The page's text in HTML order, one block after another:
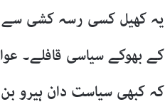
یہ کھیل کسی رسہ کشی سے
کے بھوکے سیاسی قافلے۔
کہ کبھی سیاست دان ہیرو